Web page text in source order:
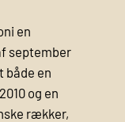
en
september
både en
og en
rækker,